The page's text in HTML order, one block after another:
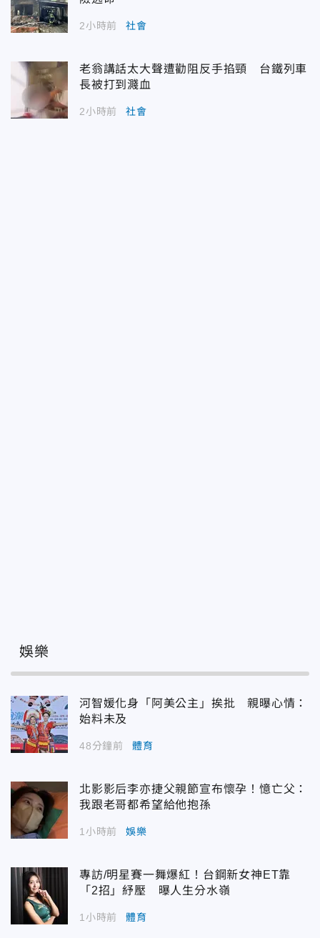
2小時前 社會
老翁講話太大聲遭勸阻反手掐頸 台鐵列車
長被打到濺血
2小時前 社會
娛樂
河智媛化身「阿美公主」挨批 親曝心情：
始料未及
48分鐘前 體育
北影影后李亦捷父親節宣布懷孕！憶亡父：
我跟老哥都希望給他抱孫
1小時前 娛樂
專訪/明星賽一舞爆紅！台鋼新女神ET靠
「2招」紓壓 曝人生分水嶺
1小時前 體育